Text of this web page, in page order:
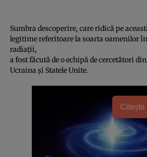
Sumbra descoperire, care ridică pe
legitime referitoare la soarta oamenilor
radiaţii,
a fost făcută de o echipă de cercetători
Ucraina şi Statele Unite.
Citește